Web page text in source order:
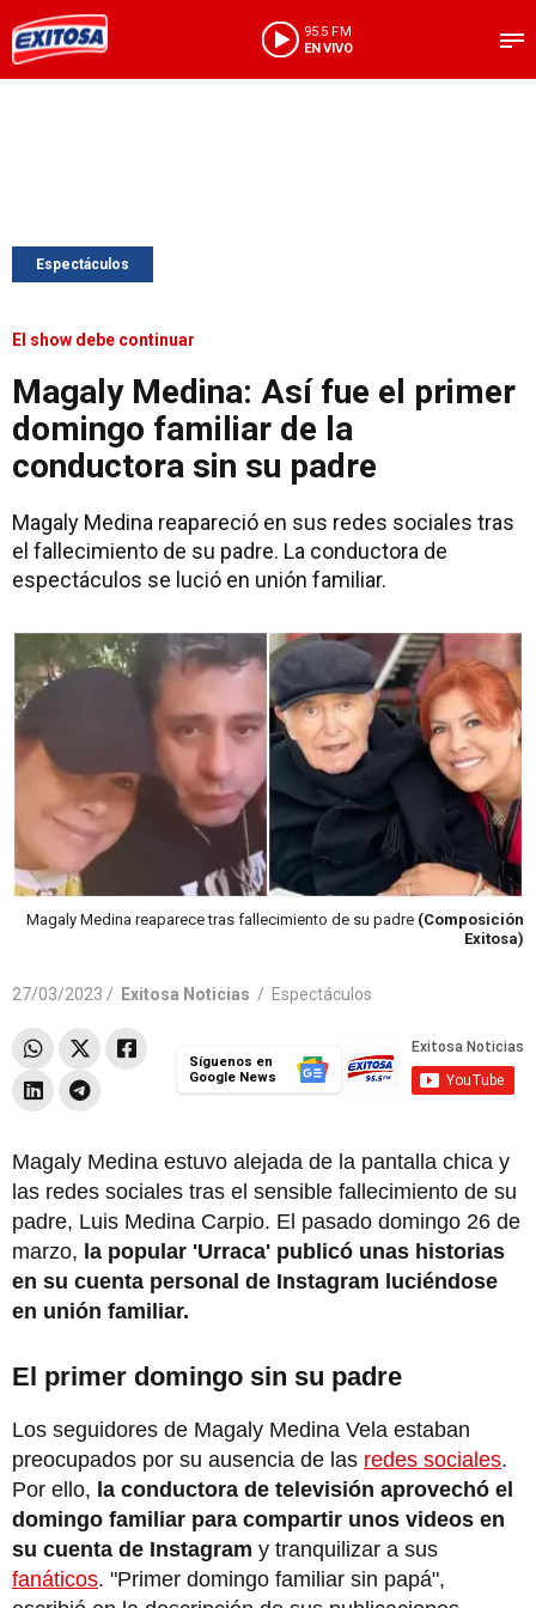
95.5 FM
EN VIVO
Espectáculos
El show debe continuar
Magaly Medina: Así fue el primer
domingo familiar de la
conductora sin su padre
Magaly Medina reapareció en sus redes sociales tras
el fallecimiento de su padre. La conductora de
espectáculos se lució en unión familiar.
Magaly Medina reaparece tras fallecimiento de su padre (Composición
Exitosa)
27/03/2023 / Exitosa Noticias / Espectáculos
Síguenos en
Google News
Magaly Medina estuvo alejada de la pantalla chica y
las redes sociales tras el sensible fallecimiento de su
padre, Luis Medina Carpio. El pasado domingo 26 de
marzo, la popular 'Urraca' publicó unas historias
en su cuenta personal de Instagram luciéndose
en unión familiar.
El primer domingo sin su padre
Los seguidores de Magaly Medina Vela estaban
preocupados por su ausencia de las redes sociales.
Por ello, la conductora de televisión aprovechó el
domingo familiar para compartir unos videos en
su cuenta de Instagram y tranquilizar a sus
fanáticos. "Primer domingo familiar sin papá",